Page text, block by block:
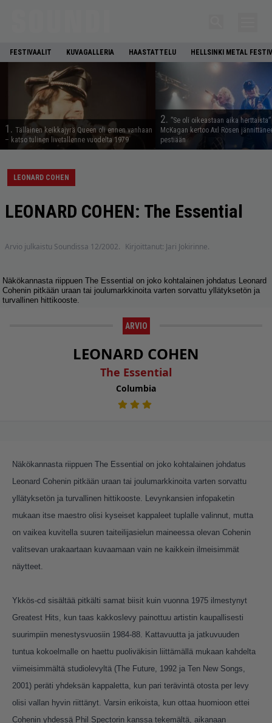
FESTIVAALIT KUVAGALLERIA HAASTATTELU HELLSINKI METAL
1. Tällainen keikkajyrä Queen oli ennen vanhaan
– katso tulinen livetallenne vuodelta 1979
2. ”Se oli oikeastaan aika
McKagan kertoo Axl Rosen
pestiään
LEONARD COHEN
LEONARD COHEN: The Essential
Arvio julkaistu Soundissa 12/2002. Kirjoittanut: Jari Jokirinne.
Näkökannasta riippuen The Essential on joko kohtalainen johdatus Leonard
Cohenin pitkään uraan tai joulumarkkinoita varten sorvattu yllätyksetön ja
turvallinen hittikooste.
ARVIO
LEONARD COHEN
The Essential
Columbia
Näkökannasta riippuen The Essential on joko kohtalainen johdatus
Leonard Cohenin pitkään uraan tai joulumarkkinoita varten sorvattu
yllätyksetön ja turvallinen hittikooste. Levynkansien infopaketin
mukaan itse maestro olisi kyseiset kappaleet tuplalle valinnut, mutta
on vaikea kuvitella suuren taiteilijasielun maineessa olevan Cohenin
valitsevan urakaartaan kuvaamaan vain ne kaikkein ilmeisimmät
näytteet.
Ykkös-cd sisältää pitkälti samat biisit kuin vuonna 1975 ilmestynyt
Greatest Hits, kun taas kakkoslevy painottuu artistin kaupallisesti
suurimpiin menestysvuosiin 1984-88. Kattavuutta ja jatkuvuuden
tuntua kokoelmalle on haettu puoliväkisin liittämällä mukaan kahdelta
viimeisimmältä studiolevyltä (The Future, 1992 ja Ten New Songs,
2001) peräti yhdeksän kappaletta, kun pari terävintä otosta per levy
olisi vallan hyvin riittänyt. Varsin erikoista, kun ottaa huomioon ettei
Cohenin yhdessä Phil Spectorin kanssa tekemältä, aikanaan